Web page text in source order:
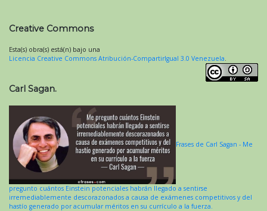
Creative Commons
Esta(s) obra(s) está(n) bajo una
Licencia Creative Commons Atribución-CompartirIgual 3.0 Venezuela.
Carl Sagan.
Frases de Carl Sagan - Me
pregunto cuántos Einstein potenciales habrán llegado a sentirse
irremediablemente descorazonados a causa de exámenes competitivos y del
hastío generado por acumular méritos en su currículo a la fuerza.